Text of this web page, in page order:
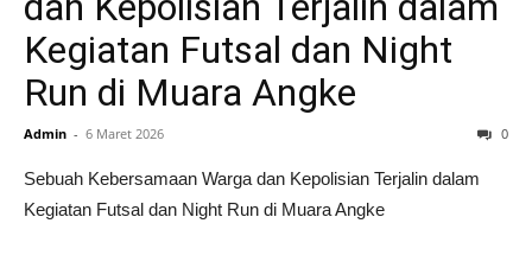
Kegiatan Futsal dan Night
Run di Muara Angke
Admin - 6 Maret 2026 0
Sebuah Kebersamaan Warga dan Kepolisian Terjalin dalam
Kegiatan Futsal dan Night Run di Muara Angke